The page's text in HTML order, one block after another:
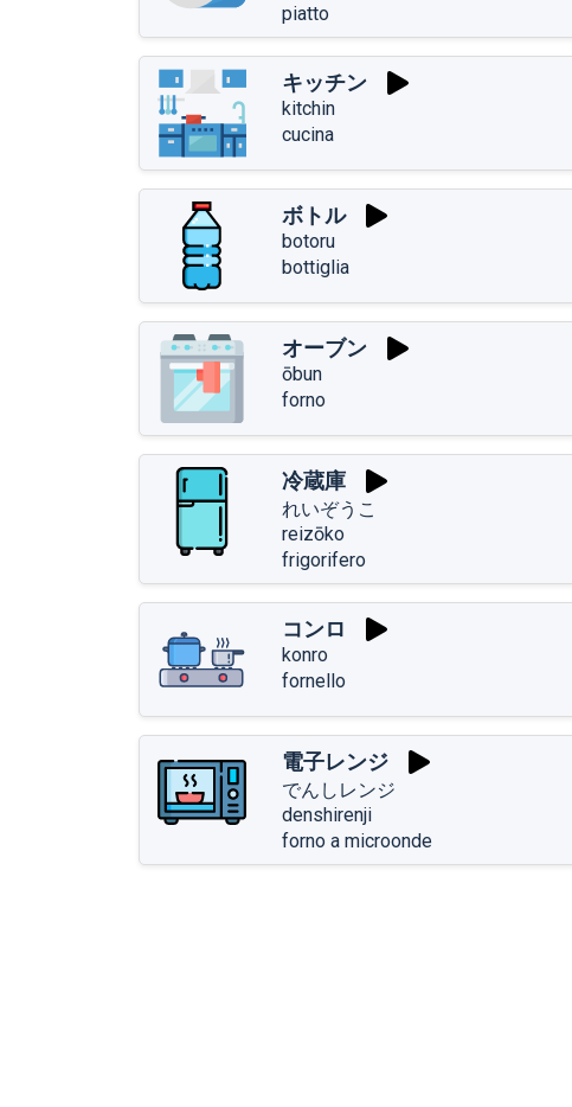
piatto
キッチン
kitchin
cucina
ボトル
botoru
bottiglia
オーブン
ōbun
forno
冷蔵庫
れいぞうこ
reizōko
frigorifero
コンロ
konro
fornello
電子レンジ
でんしレンジ
denshirenji
forno a microonde